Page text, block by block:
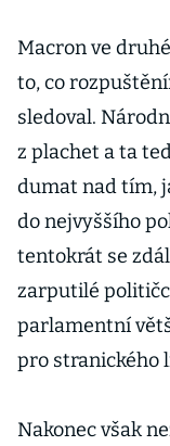
Macron ve
to, co
sledoval.
z plachet a ta
dumat nad tím,
do nejvyššího
tentokrát se
zarputilé
parlamentní
pro stranického
Nakonec však